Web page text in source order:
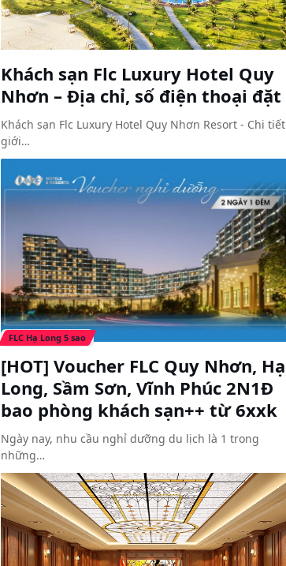
Khách sạn Flc Luxury Hotel Quy
Nhơn – Địa chỉ, số điện thoại đặt
Khách sạn Flc Luxury Hotel Quy Nhơn Resort - Chi tiết
giới…
FLC Hạ Long 5 sao
[HOT] Voucher FLC Quy Nhơn, Hạ
Long, Sầm Sơn, Vĩnh Phúc 2N1Đ
bao phòng khách sạn++ từ 6xxk
Ngày nay, nhu cầu nghỉ dưỡng du lịch là 1 trong
những…